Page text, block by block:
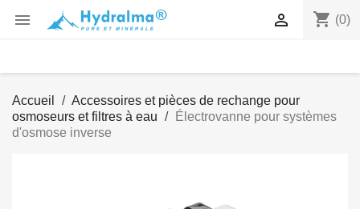
 shopping_cart (0)

Accueil
Accessoires et pièces de rechange pour
osmoseurs et filtres à eau
Électrovanne pour systèmes
d'osmose inverse